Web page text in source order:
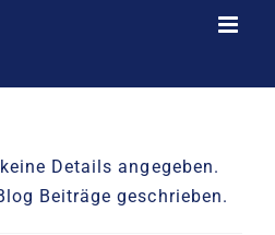
Details angegeben.
Beiträge geschrieben.